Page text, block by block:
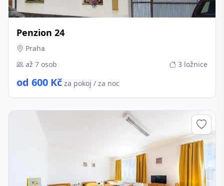
Penzion 24
Praha
až 7 osob
3 ložnice
od 600 Kč za pokoj / za noc